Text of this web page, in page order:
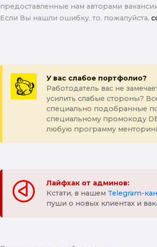
предоставленные нам авторами
Если Вы нашли ошибку, то, пожалуйста,
У вас слабое портфолио?
Работодатель вас не
усилить слабые стороны?
специально подобранные
специальному промокоду
любую программу
Лайфхак от админов:
Кстати, в нашем Telegram-
пуши о новых клиентах и